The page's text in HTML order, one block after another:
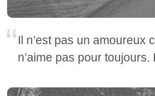
Il n’est pas un amoureux
n’aime pas pour toujours.